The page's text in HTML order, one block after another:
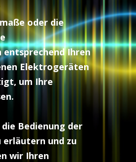
oder die
Ihren
Elektrogeräten
um Ihre
Bedienung der
und zu
wir Ihren